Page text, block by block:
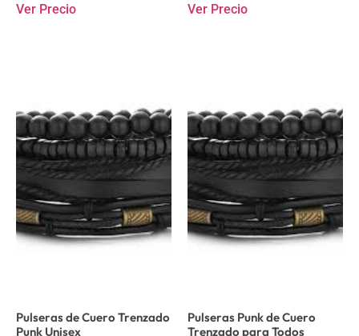
Ver Precio Ver Precio
Pulseras de Cuero Trenzado
Punk Unisex
Pulseras Punk de Cuero
Trenzado para Todos